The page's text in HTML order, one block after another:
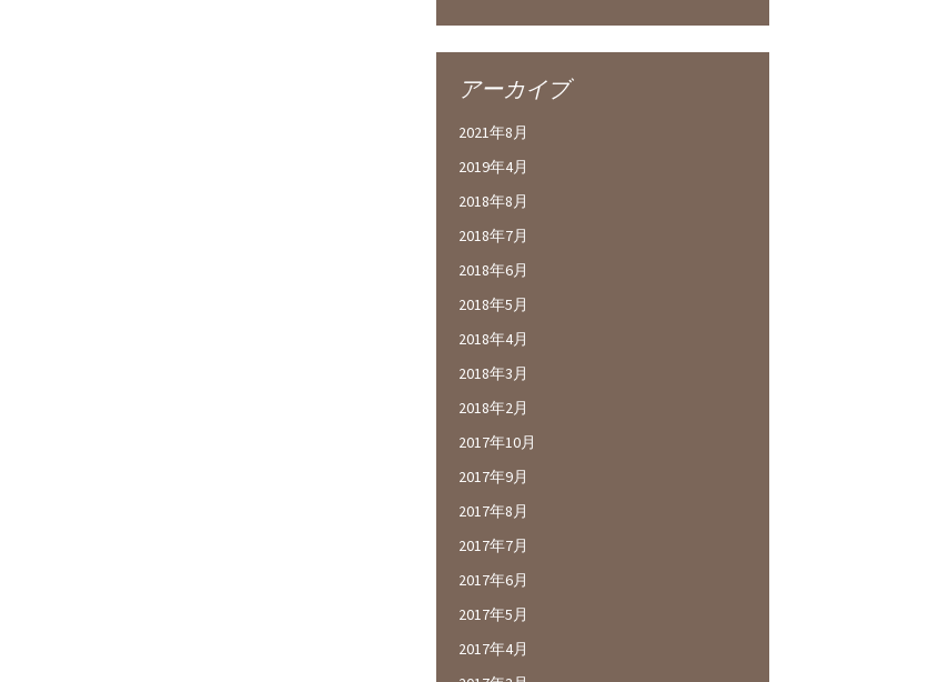
アーカイブ
2021年8月
2019年4月
2018年8月
2018年7月
2018年6月
2018年5月
2018年4月
2018年3月
2018年2月
2017年10月
2017年9月
2017年8月
2017年7月
2017年6月
2017年5月
2017年4月